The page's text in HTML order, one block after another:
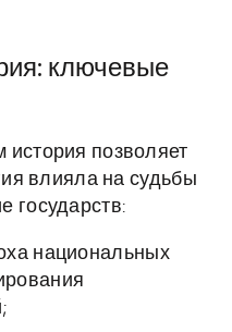
ключевые
позволяет
влияла на судьбы
государств:
национальных